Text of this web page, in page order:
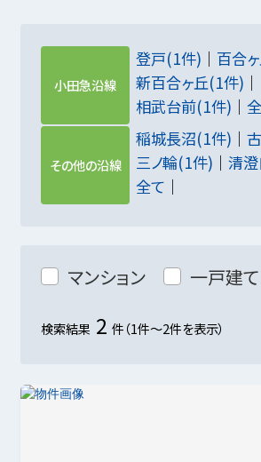
小田急沿線
登戸(1件)
百合
新百合ヶ丘(1件)
相武台前(1件)
その他の沿線
稲城長沼(1件)
三ノ輪(1件)
清
全て
マンション 一戸建て
検索結果 2 件（1件～2件を表示）